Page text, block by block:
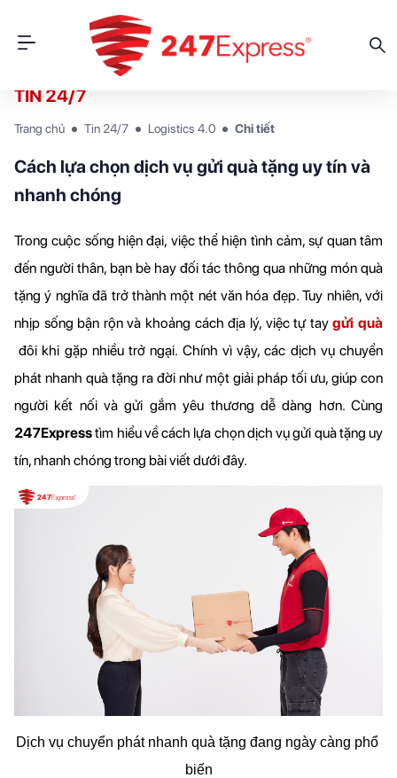
TIN 24/7
Trang chủ Tin 24/7 Logistics 4.0 Chi tiết
Cách lựa chọn dịch vụ gửi quà tặng uy tín và
nhanh chóng
Trong cuộc sống hiện đại, việc thể hiện tình cảm, sự quan tâm
đến người thân, bạn bè hay đối tác thông qua những món quà
tặng ý nghĩa đã trở thành một nét văn hóa đẹp. Tuy nhiên, với
nhịp sống bận rộn và khoảng cách địa lý, việc tự tay gửi quà
đôi khi gặp nhiều trở ngại. Chính vì vậy, các dịch vụ chuyển
phát nhanh quà tặng ra đời như một giải pháp tối ưu, giúp con
247Express tìm hiểu về cách lựa chọn dịch vụ gửi quà tặng uy
tín, nhanh chóng trong bài viết dưới đây.
Dịch vụ chuyển phát nhanh quà tặng đang ngày càng phổ
biến